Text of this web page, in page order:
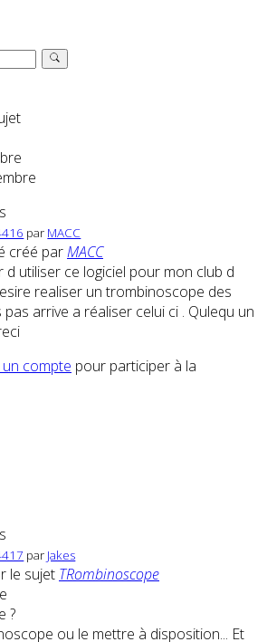
par MACC
créé parMACC
d utiliser ce logiciel pour mon club d
realiser un trombinoscope des
pas arrive a réaliser celui ci . Qulequ un
compte pour participer à la
par Jakes
le sujet TRombinoscope
?
ou le mettre à disposition... Et